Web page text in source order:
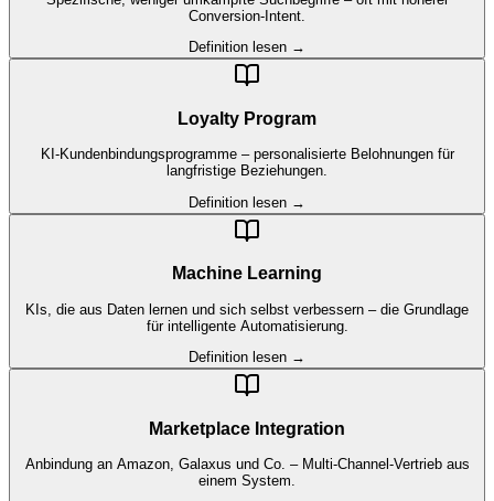
Conversion-Intent.
Definition lesen →
Loyalty Program
KI-Kundenbindungsprogramme – personalisierte Belohnungen für
langfristige Beziehungen.
Definition lesen →
Machine Learning
KIs, die aus Daten lernen und sich selbst verbessern – die Grundlage
für intelligente Automatisierung.
Definition lesen →
Marketplace Integration
Anbindung an Amazon, Galaxus und Co. – Multi-Channel-Vertrieb aus
einem System.